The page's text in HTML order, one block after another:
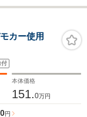
カー使用
付
本体価格
151.0万円
円